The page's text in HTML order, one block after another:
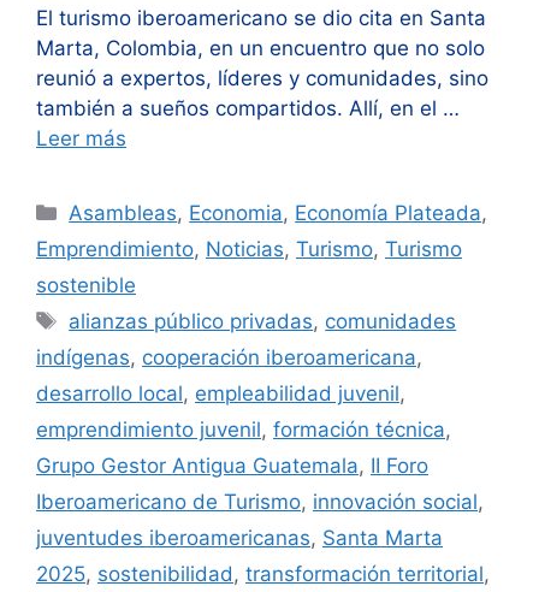
El turismo iberoamericano se dio cita en Santa
Marta, Colombia, en un encuentro que no solo
reunió a expertos, líderes y comunidades, sino
también a sueños compartidos. Allí, en el …
Leer más
Categorías
Asambleas, Economia, Economía Plateada,
Emprendimiento, Noticias, Turismo, Turismo
sostenible
Etiquetas
alianzas público privadas, comunidades
indígenas, cooperación iberoamericana,
desarrollo local, empleabilidad juvenil,
emprendimiento juvenil, formación técnica,
Grupo Gestor Antigua Guatemala, II Foro
Iberoamericano de Turismo, innovación social,
juventudes iberoamericanas, Santa Marta
2025, sostenibilidad , transformación territorial,